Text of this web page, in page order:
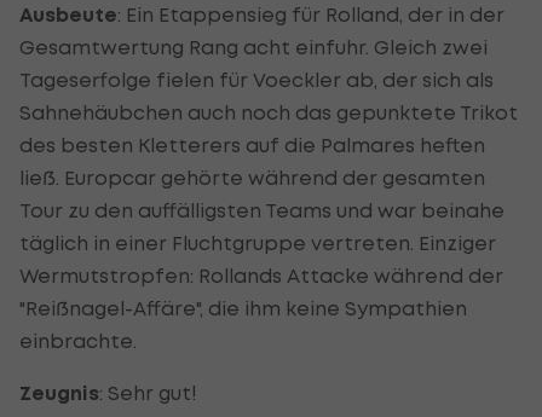
Ausbeute: Ein Etappensieg für Rolland, der in der
Gesamtwertung Rang acht einfuhr. Gleich zwei
Tageserfolge fielen für Voeckler ab, der sich als
Sahnehäubchen auch noch das gepunktete Trikot
des besten Kletterers auf die Palmares heften
ließ. Europcar gehörte während der gesamten
Tour zu den auffälligsten Teams und war beinahe
täglich in einer Fluchtgruppe vertreten. Einziger
Wermutstropfen: Rollands Attacke während der
"Reißnagel-Affäre", die ihm keine Sympathien
einbrachte.
Zeugnis: Sehr gut!